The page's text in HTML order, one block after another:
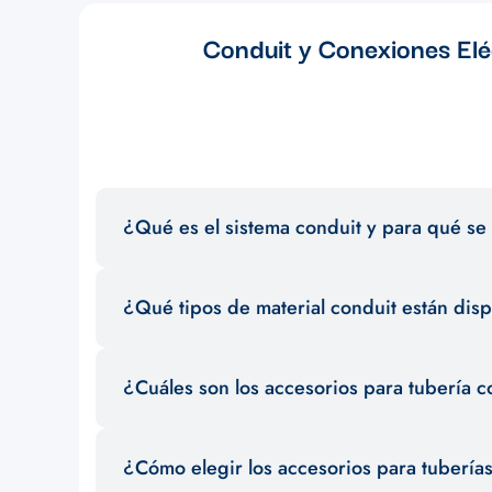
Conduit y Conexiones
¿Qué es el sistema conduit y para qué
garantizar la seguridad y el orden en la distribución de
¿Qué tipos de material conduit están
selección para satisfacer las necesidades de tus
¿Cuáles son los accesorios para tubería
asegurar una instalación eficiente y segura.
¿Cómo elegir los accesorios para